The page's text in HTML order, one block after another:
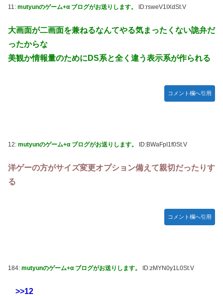
11: mutyunのゲーム+α ブログがお送りします。 ID:rsweV1IXdSt.V
大画面が二画面を兼ねるなんてやる気まったくない詭弁だ
ったからな
美観か情報量のためにDS系と全く違う表示系が作られる
コメント欄へ引用
12: mutyunのゲーム+α ブログがお送りします。 ID:BWaFpI1f0St.V
洋ゲーの方がサイズ変更オプション備えて親切だったりす
る
コメント欄へ引用
184: mutyunのゲーム+α ブログがお送りします。 ID:zMYN0y1L0St.V
>>12